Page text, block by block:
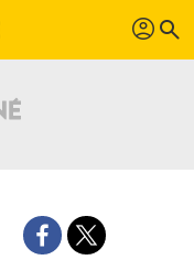
profil search